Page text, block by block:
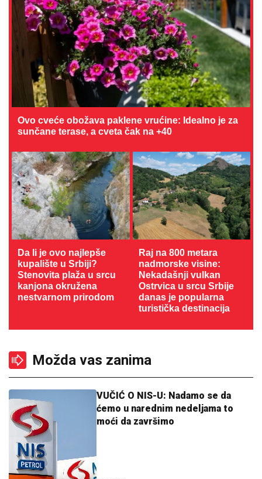
Ovo cveće obožava paklene vrućine: Idealno je za
sunčane terase, a cveta čak na +40
Da li je ovo najlepše
kupalište u Srbiji?
Stenovita plaža u srcu
kanjona okružena
nestvarnom prirodom
Raj na 800 metara
nadmorske visine:
Nekadašnji vulkan
Ostrvica u srcu Srbije
danas je popularna
turistička destinacija
Možda vas zanima
VUČIĆ O NIS-U: Nadamo se da
ćemo u narednim nedeljama to
moći da završimo